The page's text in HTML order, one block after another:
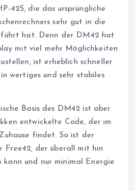
42S, die das ursprüngliche
sehr gut in die
hat. Denn der DM42 hat
mit viel mehr Möglichkeiten
ist erheblich schneller
wertiges und sehr stabiles
Basis des DM42 ist aber
entwickelte Code, der im
findet. So ist der
Free42, der überall mit hin
kann und nur minimal Energie